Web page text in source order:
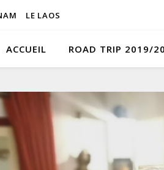
LE LAOS
ACCUEIL ROAD TRIP 2019/